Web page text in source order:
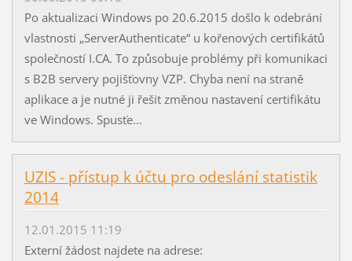
Po aktualizaci Windows po 20.6.2015 došlo k odebrání
vlastnosti „ServerAuthenticate“ u kořenových certifikátů
společností I.CA. To způsobuje problémy při komunikaci
s B2B servery pojišťovny VZP. Chyba není na straně
aplikace a je nutné ji řešit změnou nastavení certifikátu
ve Windows. Spusťe...
UZIS - přístup k účtu pro odeslání statistik
2014
12.01.2015 11:19
Externí žádost najdete na adrese: